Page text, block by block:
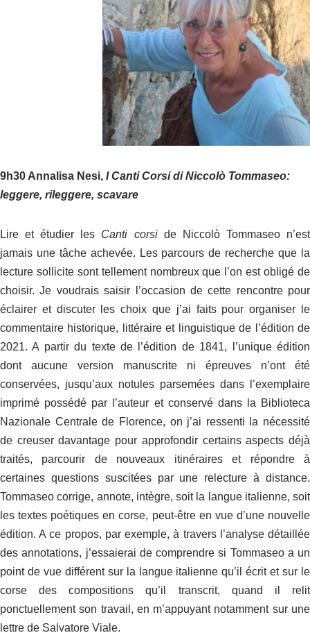
9h30 Annalisa Nesi, I Canti Corsi di Niccolò Tommaseo:
leggere, rileggere, scavare
Lire et étudier les Canti corside Niccolò Tommaseo n’est
jamais une tâche achevée. Les parcours de recherche que la
lecture sollicite sont tellement nombreux que l’on est obligé de
choisir. Je voudrais saisir l’occasion de cette rencontre pour
éclairer et discuter les choix que j’ai faits pour organiser le
commentaire historique, littéraire et linguistique de l’édition de
2021. A partir du texte de l’édition de 1841, l’unique édition
dont aucune version manuscrite ni épreuves n’ont été
conservées, jusqu’aux notules parsemées dans l’exemplaire
imprimé possédé par l’auteur et conservé dans la Biblioteca
Nazionale Centrale de Florence, on j’ai ressenti la nécessité
de creuser davantage pour approfondir certains aspects déjà
traités, parcourir de nouveaux itinéraires et répondre à
certaines questions suscitées par une relecture à distance.
Tommaseo corrige, annote, intègre, soit la langue italienne, soit
les textes poétiques en corse, peut-être en vue d’une nouvelle
édition. A ce propos, par exemple, à travers l’analyse détaillée
des annotations, j’essaierai de comprendre si Tommaseo a un
point de vue différent sur la langue italienne qu’il écrit et sur le
corse des compositions qu’il transcrit, quand il relit
ponctuellement son travail, en m’appuyant notamment sur une
lettre de Salvatore Viale.